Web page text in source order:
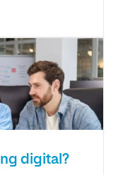
digital?